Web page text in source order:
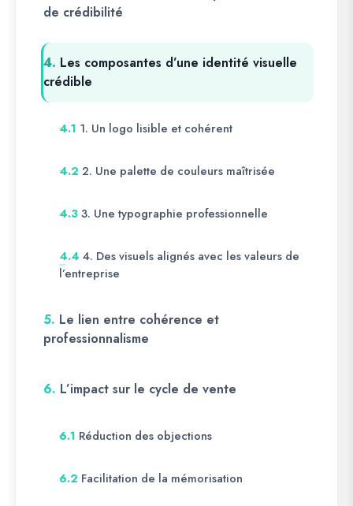
de crédibilité
4. Les composantes d’une identité visuelle
crédible
4.1 1. Un logo lisible et cohérent
4.2 2. Une palette de couleurs maîtrisée
4.3 3. Une typographie professionnelle
4.4 4. Des visuels alignés avec les valeurs de
l’entreprise
5. Le lien entre cohérence et
professionnalisme
6. L’impact sur le cycle de vente
6.1 Réduction des objections
6.2 Facilitation de la mémorisation